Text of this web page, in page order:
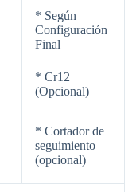
* Según
Configuración
Final
* Cr12
(Opcional)
* Cortador de
seguimiento
(opcional)